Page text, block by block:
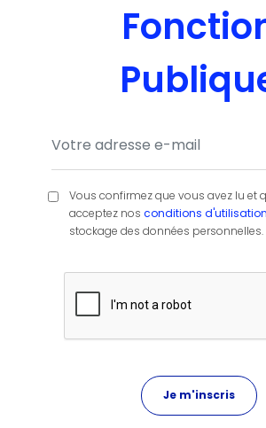
Vous confirmez que vous avez lu et
acceptez nos conditions d'utilisation
stockage des données personnelles.